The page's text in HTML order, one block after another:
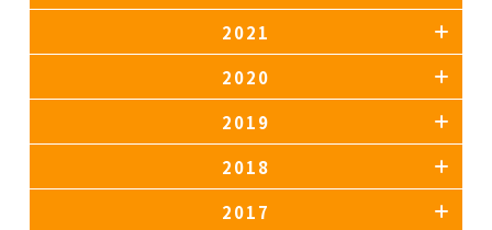
2021
2020
2019
2018
2017